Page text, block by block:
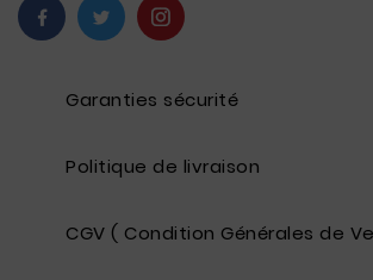
Garanties sécurité
Politique de livraison
CGV ( Condition Générales de